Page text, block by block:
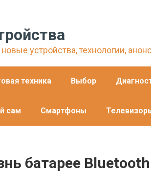
устройства, технологии,
техника Выбор
сам Смартфоны
батарее Bluetooth